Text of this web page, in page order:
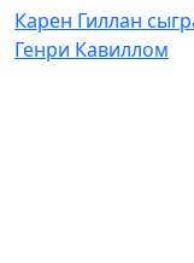
Карен Гиллан
Генри Кавиллом